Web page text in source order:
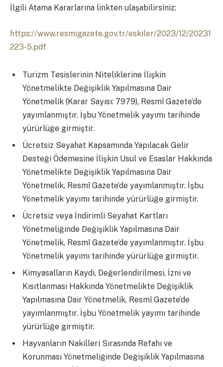
İlgili Atama Kararlarına linkten ulaşabilirsiniz:
https://www.resmigazete.gov.tr/eskiler/2023/12/20231
223-5.pdf
Turizm Tesislerinin Niteliklerine İlişkin
Yönetmelikte Değişiklik Yapılmasına Dair
Yönetmelik (Karar Sayısı: 7979), Resmî Gazete’de
yayımlanmıştır. İşbu Yönetmelik yayımı tarihinde
yürürlüğe girmiştir.
Ücretsiz Seyahat Kapsamında Yapılacak Gelir
Desteği Ödemesine İlişkin Usul ve Esaslar Hakkında
Yönetmelikte Değişiklik Yapılmasına Dair
Yönetmelik, Resmî Gazete’de yayımlanmıştır. İşbu
Yönetmelik yayımı tarihinde yürürlüğe girmiştir.
Ücretsiz veya İndirimli Seyahat Kartları
Yönetmeliğinde Değişiklik Yapılmasına Dair
Yönetmelik, Resmî Gazete’de yayımlanmıştır. İşbu
Yönetmelik yayımı tarihinde yürürlüğe girmiştir.
Kimyasalların Kaydı, Değerlendirilmesi, İzni ve
Kısıtlanması Hakkında Yönetmelikte Değişiklik
Yapılmasına Dair Yönetmelik, Resmî Gazete’de
yayımlanmıştır. İşbu Yönetmelik yayımı tarihinde
yürürlüğe girmiştir.
Hayvanların Nakilleri Sırasında Refahı ve
Korunması Yönetmeliğinde Değişiklik Yapılmasına